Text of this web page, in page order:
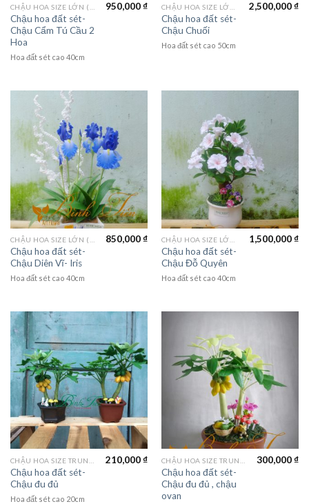
Chậu hoa đất sét-
Chậu Cẩm Tú Cầu 2
Hoa
950,000₫
Hoa đất sét cao 40cm
Chậu hoa đất sét-
Chậu Chuối
2,500,000₫
Hoa đất sét cao 50cm
Chậu hoa đất sét-
Chậu Diên Vĩ- Iris
850,000₫
Hoa đất sét cao 40cm
Chậu hoa đất sét-
Chậu Đỗ Quyên
1,500,000₫
Hoa đất sét cao 40cm
Chậu hoa đất sét-
Chậu đu đủ
210,000₫
Hoa đất sét cao 20cm
Chậu hoa đất sét-
Chậu đu đủ , chậu
ovan
300,000₫